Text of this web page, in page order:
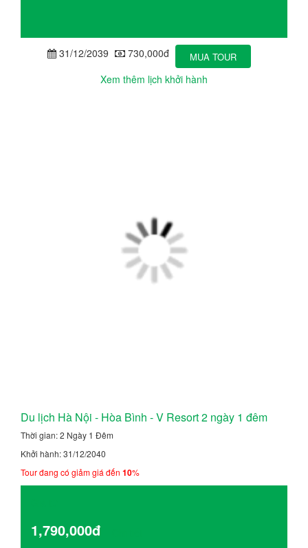
31/12/2039 730,000đ MUA TOUR
Xem thêm lịch khởi hành
Du lịch Hà Nội - Hòa Bình - V Resort 2 ngày 1 đêm
Thời gian: 2 Ngày 1 Đêm
Khởi hành: 31/12/2040
Tour đang có giảm giá đến 10%
1,790,000đ